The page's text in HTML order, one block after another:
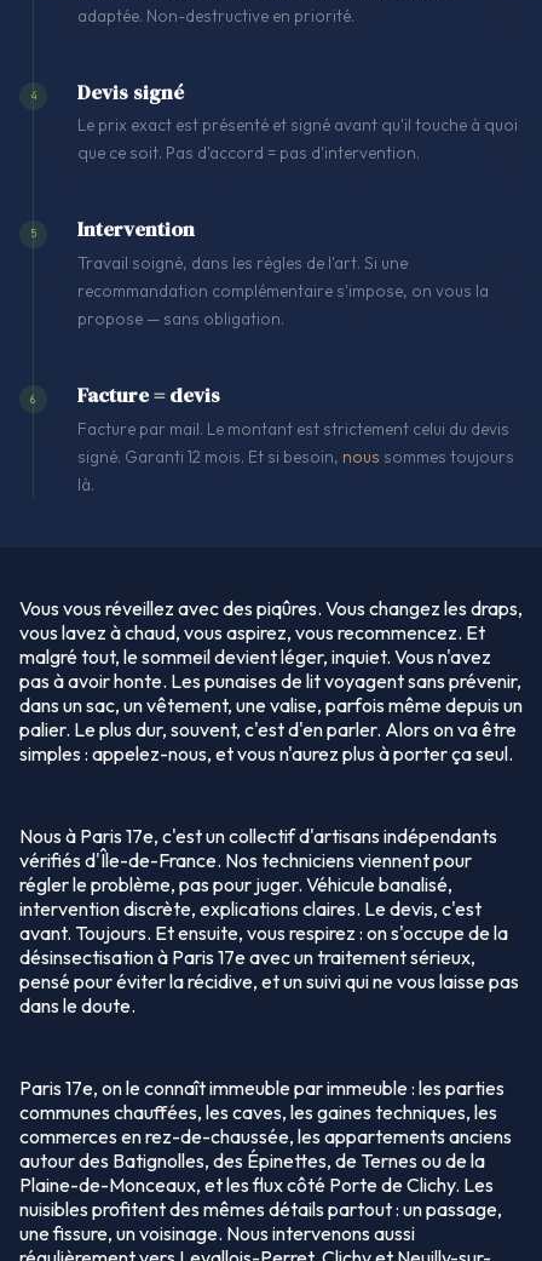
adaptée. Non-destructive en priorité.
4 Devis signé
Le prix exact est présenté et signé avant qu'il touche à quoi
que ce soit. Pas d'accord = pas d'intervention.
5 Intervention
Travail soigné, dans les règles de l'art. Si une
recommandation complémentaire s'impose, on vous la
propose — sans obligation.
6 Facture = devis
Facture par mail. Le montant est strictement celui du devis
signé. Garanti 12 mois. Et si besoin, nous sommes toujours
là.
Vous vous réveillez avec des piqûres. Vous changez les draps,
vous lavez à chaud, vous aspirez, vous recommencez. Et
malgré tout, le sommeil devient léger, inquiet. Vous n'avez
pas à avoir honte. Les punaises de lit voyagent sans prévenir,
dans un sac, un vêtement, une valise, parfois même depuis un
palier. Le plus dur, souvent, c'est d'en parler. Alors on va être
simples : appelez-nous, et vous n'aurez plus à porter ça seul.
Nous à Paris 17e, c'est un collectif d'artisans indépendants
vérifiés d'Île-de-France. Nos techniciens viennent pour
régler le problème, pas pour juger. Véhicule banalisé,
intervention discrète, explications claires. Le devis, c'est
avant. Toujours. Et ensuite, vous respirez : on s'occupe de la
désinsectisation à Paris 17e avec un traitement sérieux,
pensé pour éviter la récidive, et un suivi qui ne vous laisse pas
dans le doute.
Paris 17e, on le connaît immeuble par immeuble : les parties
communes chauffées, les caves, les gaines techniques, les
commerces en rez-de-chaussée, les appartements anciens
autour des Batignolles, des Épinettes, de Ternes ou de la
Plaine-de-Monceaux, et les flux côté Porte de Clichy. Les
nuisibles profitent des mêmes détails partout : un passage,
une fissure, un voisinage. Nous intervenons aussi